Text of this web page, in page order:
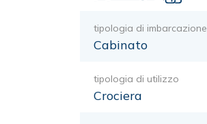
tipologia di imbarcazione
Cabinato
tipologia di utilizzo
Crociera